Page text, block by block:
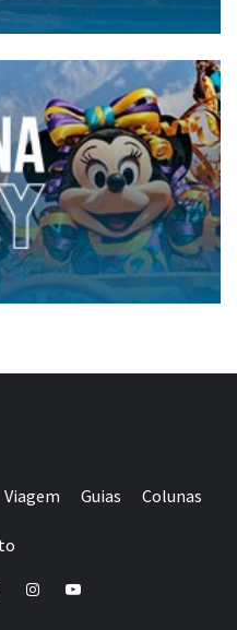
Viagem Guias Colunas
InstagramYoutube